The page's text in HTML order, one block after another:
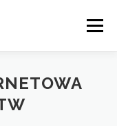
Menu